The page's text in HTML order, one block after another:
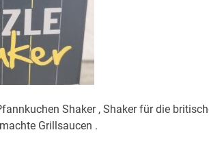
Shaker , Shaker für die
Grillsaucen .